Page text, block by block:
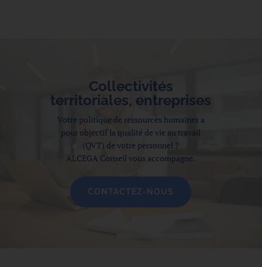
Collectivités
territoriales, entreprises
Votre politique de ressources humaines a
pour objectif la qualité de vie au travail
(QVT) de votre personnel ?
ALCEGA Conseil vous accompagne.
CONTACTEZ-NOUS